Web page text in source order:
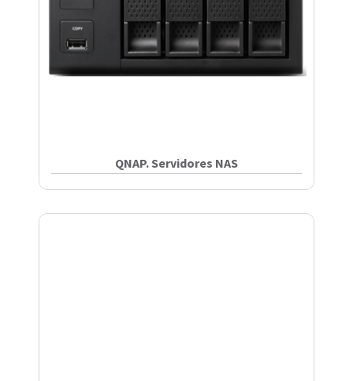
QNAP. Servidores NAS